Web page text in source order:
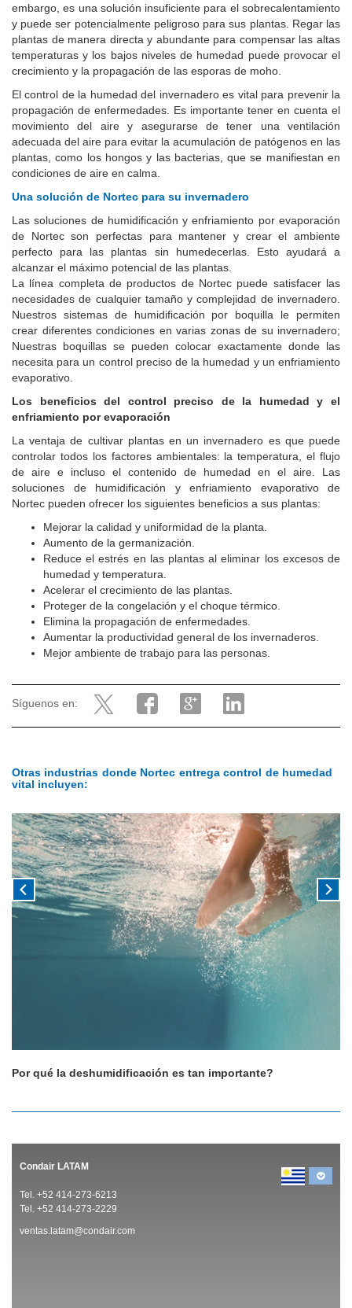
embargo, es una solución insuficiente para el sobrecalentamiento
y puede ser potencialmente peligroso para sus plantas. Regar las
plantas de manera directa y abundante para compensar las altas
temperaturas y los bajos niveles de humedad puede provocar el
crecimiento y la propagación de las esporas de moho.
El control de la humedad del invernadero es vital para prevenir la
propagación de enfermedades. Es importante tener en cuenta el
movimiento del aire y asegurarse de tener una ventilación
adecuada del aire para evitar la acumulación de patógenos en las
plantas, como los hongos y las bacterias, que se manifiestan en
condiciones de aire en calma.
Una solución de Nortec para su invernadero
Las soluciones de humidificación y enfriamiento por evaporación
de Nortec son perfectas para mantener y crear el ambiente
perfecto para las plantas sin humedecerlas. Esto ayudará a
alcanzar el máximo potencial de las plantas.
La línea completa de productos de Nortec puede satisfacer las
necesidades de cualquier tamaño y complejidad de invernadero.
Nuestros sistemas de humidificación por boquilla le permiten
crear diferentes condiciones en varias zonas de su invernadero;
Nuestras boquillas se pueden colocar exactamente donde las
necesita para un control preciso de la humedad y un enfriamiento
evaporativo.
Los beneficios del control preciso de la humedad y el
enfriamiento por evaporación
La ventaja de cultivar plantas en un invernadero es que puede
controlar todos los factores ambientales: la temperatura, el flujo
de aire e incluso el contenido de humedad en el aire. Las
soluciones de humidificación y enfriamiento evaporativo de
Nortec pueden ofrecer los siguientes beneficios a sus plantas:
Mejorar la calidad y uniformidad de la planta.
Aumento de la germanización.
Reduce el estrés en las plantas al eliminar los excesos de
humedad y temperatura.
Acelerar el crecimiento de las plantas.
Proteger de la congelación y el choque térmico.
Elimina la propagación de enfermedades.
Aumentar la productividad general de los invernaderos.
Mejor ambiente de trabajo para las personas.
Síguenos en:
Otras industrias donde Nortec entrega control de humedad
vital incluyen:
Por qué la deshumidificación es tan importante?
Condair LATAM
Tel. +52 414-273-6213
Tel. +52 414-273-2229
ventas.latam@condair.com